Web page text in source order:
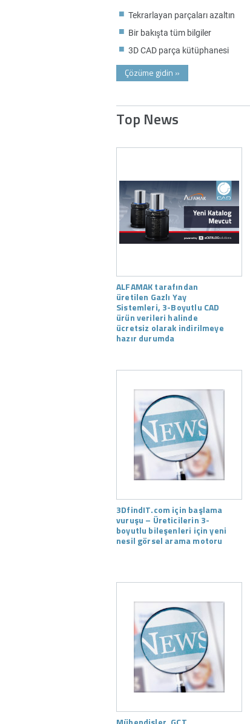
Tekrarlayan parçaları azaltın
Bir bakışta tüm bilgiler
3D CAD parça kütüphanesi
Çözüme gidin »
Top News
ALFAMAK tarafından
üretilen Gazlı Yay
Sistemleri, 3-Boyutlu CAD
ürün verileri halinde
ücretsiz olarak indirilmeye
hazır durumda
3DfindIT.com için başlama
vuruşu – Üreticilerin 3-
boyutlu bileşenleri için yeni
nesil görsel arama motoru
Mühendisler, GCT